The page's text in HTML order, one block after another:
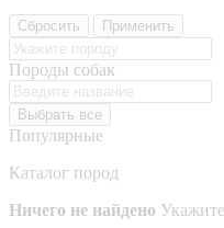
Сбросить Применить
Породы собак
Выбрать все
Популярные
Каталог пород
Ничего не найдено